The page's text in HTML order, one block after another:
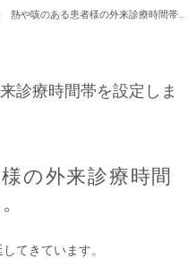
熱や咳のある患者様の外来診療時間帯を設定しました。
診療時間帯を設定しま
の外来診療時間
てきています。